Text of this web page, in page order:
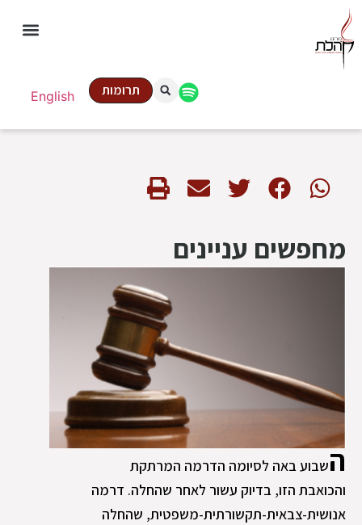
English תרומות
מחפשים עניינים
השבוע באה לסיומה הדרמה המרתקת
והכואבת הזו, בדיוק עשור לאחר שהחלה. דרמה
אנושית-צבאית-תקשורתית-משפטית, שהחלה